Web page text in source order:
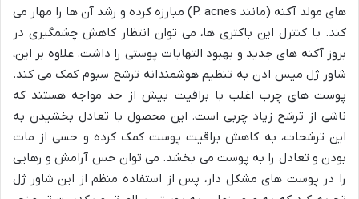
های مولد آکنه (مانند P. acnes) مبارزه کرده و رشد آن ها را مهار می
کند. با کنترل این باکتری ها، می توان انتظار کاهش چشمگیری در
بروز آکنه های جدید و بهبود التهابات پوستی را داشت. علاوه بر این،
شاور ژل میس ادن به تنظیم هوشمندانه ترشح سبوم کمک می کند.
پوست های چرب اغلب با براقیت بیش از حد مواجه هستند که
ناشی از ترشح زیاد چربی است. این محصول با تعادل بخشیدن به
این ترشحات، به کاهش براقیت پوست کمک کرده و حسی از مات
بودن و تعادل را به پوست می بخشد. می توان حس آرامش و رهایی
را در پوست های مشکل دار، پس از استفاده منظم از این شاور ژل